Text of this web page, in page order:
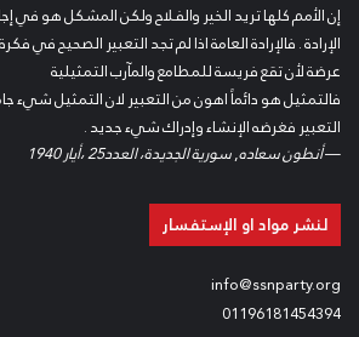
إن الأمم كلها تريد الخير والفلاح ولكن المشكل هو في
الإرادة . فالإرادة العامة اذا لم تجد التعبير الصحيح في
عرضة لأن تقع فريسة للمطامع والمآرب التمثيلية
فالتمثيل هو دائماً اهون من التعبير لان التمثيل شيء
التعبير فغرضه الإنشاء وإدراك شيء جديد .
—أنطون سعاده,سورية الجديدة، العدد25 ،أيار 1940
لنشر مواد او الإستفسار
info@ssnparty.org
01196181454394